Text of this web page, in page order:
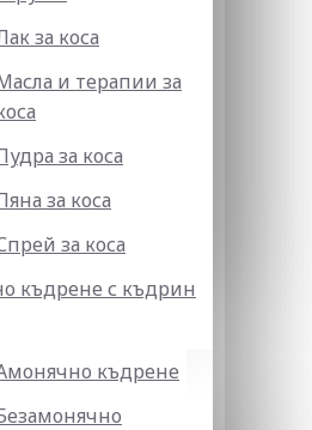
за коса
и терапии за
за коса
за коса
за коса
къдрене с къдрин
къдрене